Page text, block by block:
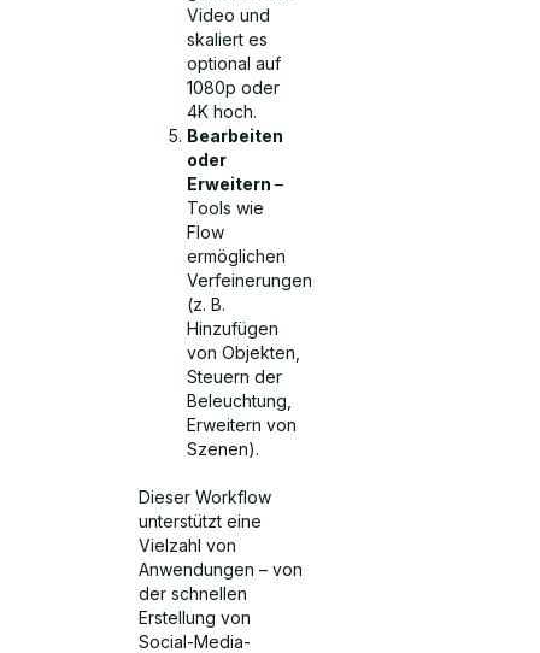
Video und
skaliert es
optional auf
1080p oder
4K hoch.
Bearbeiten
oder
Erweitern–
Tools wie
Flow
ermöglichen
Verfeinerungen
(z. B.
Hinzufügen
von Objekten,
Steuern der
Beleuchtung,
Erweitern von
Szenen).
Dieser Workflow
unterstützt eine
Vielzahl von
Anwendungen – von
der schnellen
Erstellung von
Social-Media-